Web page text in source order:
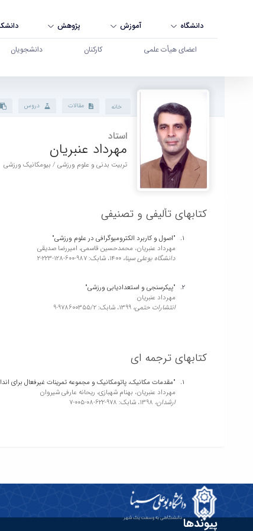
دانشگاه آموزش پژوهش
اعضای هیأت علمی کارکنان دانشجویان
خانه مقالات دروس
استاد
مهرداد عنبریان
تربیت بدنی و علوم ورزشی / بیومکانیک ورزشی
کتابهای تألیفی و تصنیفی
"اصول و کاربرد الکترومیوگرافی در علوم ورزشی"
مهرداد عنبریان، محمدحسین قاسمی، امیررضا صدیقی
دانشگاه بوعلی سینا، 1400، شابک: 987-600-128-223-2
"پیکرسنجی و استعدادیابی ورزشی"
مهرداد عنبریان
انتشارات حتمی، 1399، شابک: 978600355/2-9
کتابهای ترجمه ای
"مقدمات مکانیک، پاتومکانیک و مجموعه تمرینات غیرفعال برای
مهرداد عنبریان، بهنام شهبازی، ریحانه عارفی شیروان
ارشدان، 1398، شابک: 978-622-08-005-7
پیوندها